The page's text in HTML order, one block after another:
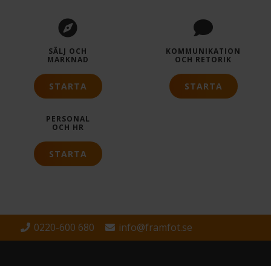
SÄLJ OCH
MARKNAD
STARTA
KOMMUNIKATION
OCH RETORIK
STARTA
PERSONAL
OCH HR
STARTA
0220-600 680 info@framfot.se